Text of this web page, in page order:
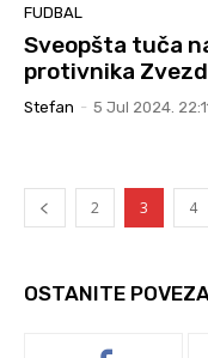
FUDBAL
Sveopšta tuča
protivnika
Stefan - 5 Jul 2024.
2 3 4
OSTANITE